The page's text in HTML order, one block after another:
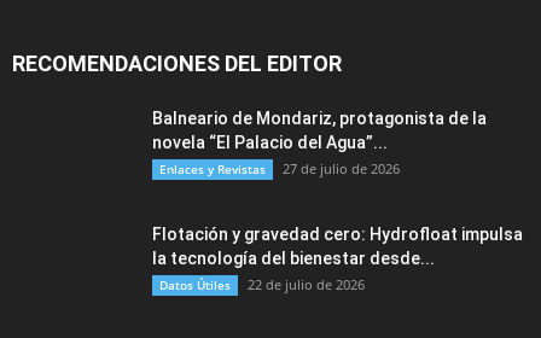
RECOMENDACIONES DEL EDITOR
Balneario de Mondariz, protagonista de la
novela “El Palacio del Agua”...
Enlaces y Revistas 27 de julio de 2026
Flotación y gravedad cero: Hydrofloat impulsa
la tecnología del bienestar desde...
Datos Útiles 22 de julio de 2026